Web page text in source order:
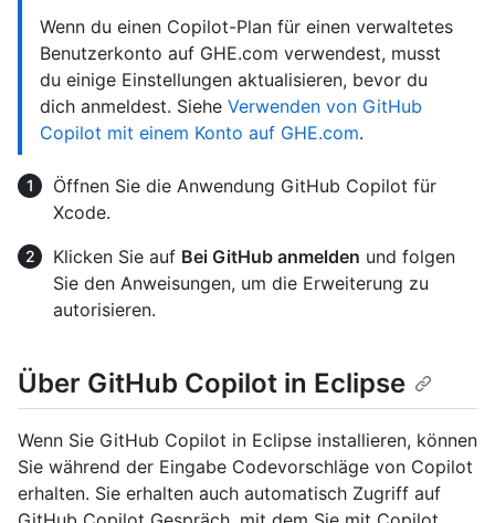
Wenn du einen Copilot-Plan für einen verwaltetes
Benutzerkonto auf GHE.com verwendest, musst
du einige Einstellungen aktualisieren, bevor du
dich anmeldest. Siehe Verwenden von GitHub
Copilot mit einem Konto auf GHE.com.
Öffnen Sie die Anwendung GitHub Copilot für
Xcode.
Klicken Sie auf Bei GitHub anmelden und folgen
Sie den Anweisungen, um die Erweiterung zu
autorisieren.
Über GitHub Copilot in Eclipse
Wenn Sie GitHub Copilot in Eclipse installieren, können
Sie während der Eingabe Codevorschläge von Copilot
erhalten. Sie erhalten auch automatisch Zugriff auf